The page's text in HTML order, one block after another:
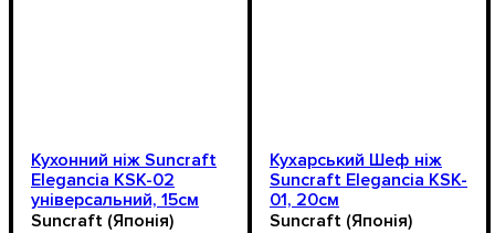
Кухонний ніж Suncraft
Elegancia KSK-02
універсальний, 15см
Suncraft (Японія)
Кухарський Шеф ніж
Suncraft Elegancia KSK-
01, 20см
Suncraft (Японія)